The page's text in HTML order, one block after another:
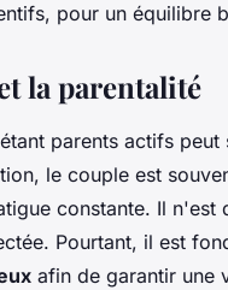
pour un équilibre
la parentalité
parents actifs
le couple est
constante. Il n'est
Pourtant, il est
afin de garantir une